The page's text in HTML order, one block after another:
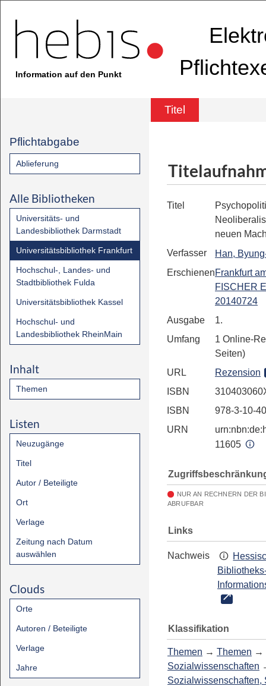
Information auf den Punkt
Titel
Pflichtabgabe
Ablieferung
Alle Bibliotheken
Universitäts- und
Landesbibliothek Darmstadt
Universitätsbibliothek Frankfurt
Hochschul-, Landes- und
Stadtbibliothek Fulda
Universitätsbibliothek Kassel
Hochschul- und
Landesbibliothek RheinMain
Inhalt
Themen
Listen
Neuzugänge
Titel
Autor / Beteiligte
Ort
Verlage
Zeitung nach Datum
auswählen
Clouds
Orte
Autoren / Beteiligte
Verlage
Jahre
Titel
neuen
Verfasser
Han,
ErschienenFrankfurt
FISCHER
20140724
Ausgabe
1.
Umfang
1 Online-
Seiten)
URL
Rezension
ISBN
ISBN
978-3-10-
URN
11605
NUR AN RECHNERN DER
ABRUFBAR
Links
Nachweis
Klassifikation
Themen → Themen →
Sozialwissenschaften
Sozialwissenschaften,